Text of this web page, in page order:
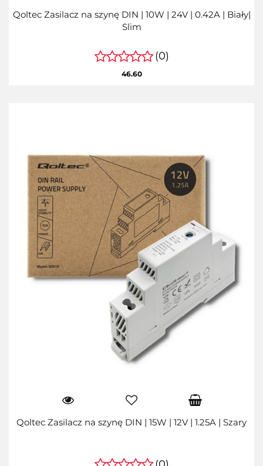
Qoltec Zasilacz na szynę DIN | 10W | 24V | 0.42A | Biały|
Slim
(0)
46.60
Qoltec Zasilacz na szynę DIN | 15W | 12V | 1.25A | Szary